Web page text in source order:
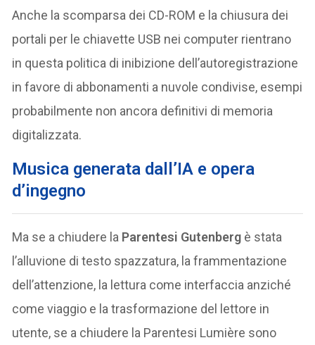
Anche la scomparsa dei CD-ROM e la chiusura dei
portali per le chiavette USB nei computer rientrano
in questa politica di inibizione dell’autoregistrazione
in favore di abbonamenti a nuvole condivise, esempi
probabilmente non ancora definitivi di memoria
digitalizzata.
Musica generata dall’IA e opera
d’ingegno
Ma se a chiudere la Parentesi Gutenberg è stata
l’alluvione di testo spazzatura, la frammentazione
dell’attenzione, la lettura come interfaccia anziché
come viaggio e la trasformazione del lettore in
utente, se a chiudere la Parentesi Lumière sono